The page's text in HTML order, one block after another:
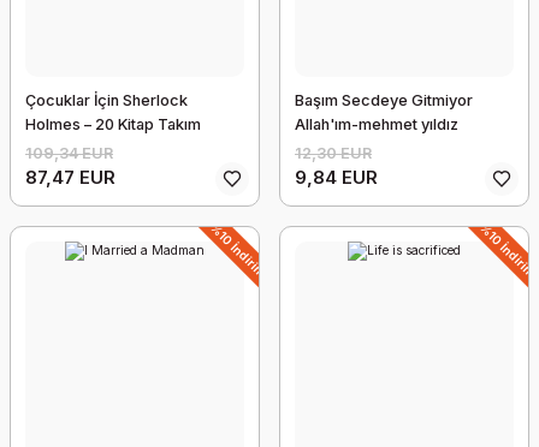
Çocuklar İçin Sherlock
Holmes – 20 Kitap Takım
109,34 EUR
87,47 EUR
Başım Secdeye Gitmiyor
Allah'ım-mehmet yıldız
12,30 EUR
9,84 EUR
%10 İndirim %10 İndirim